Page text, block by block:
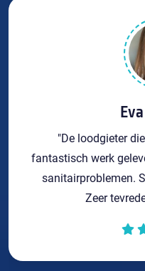
"De loodgieter
fantastisch werk
sanitairproblemen.
Zeer